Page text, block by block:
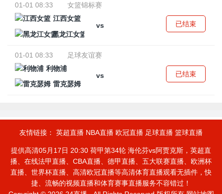
01-01 08:33
女篮锦标赛
江西女篮
vs
黑龙江女篮
已结束
01-01 08:33
足球友谊赛
利物浦
vs
雷克瑟姆
已结束
友情链接： 英超直播 NBA直播 欧冠直播 足球直播 篮球直播
提供高清05月17日 20:30 荷甲第34轮 海伦芬vs阿贾克斯，英超直
播、在线法甲直播、CBA直播、德甲直播、五大联赛直播、欧洲杯
直播、世界杯直播、高清欧冠直播等高清体育直播观看无插件，快
捷、流畅的视频直播和体育赛事直播服务不容错过！